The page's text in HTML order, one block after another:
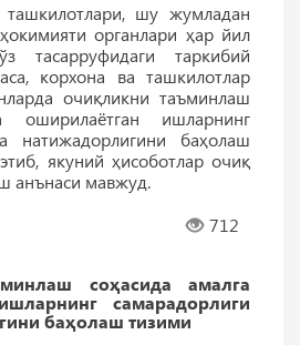
шу жумладан
органлари ҳар йил
тасарруфидаги таркибий
корхона ва ташкилотлар
очиқликни таъминлаш
оширилаётган ишларнинг
натижадорлигини баҳолаш
якуний ҳисоботлар очиқ
анънаси мавжуд.
712
соҳасида амалга
самарадорлиги
баҳолаш тизими